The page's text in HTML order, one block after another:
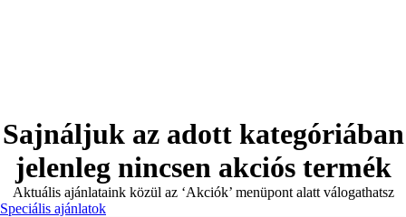
Sajnáljuk az adott kategóriában
jelenleg nincsen akciós termék
Aktuális ajánlataink közül az ‘Akciók’ menüpont alatt válogathatsz
Speciális ajánlatok